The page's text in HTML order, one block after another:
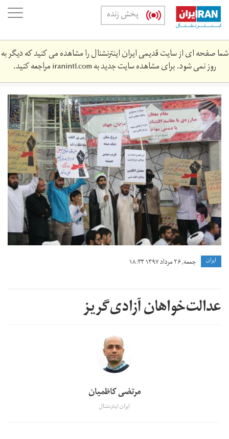
Skip
main
content
پخش زنده
شما صفحه ای از سایت قدیمی ایران اینترنشنال را مشاهده می کنید که دیگر به
روز نمی شود. برای مشاهده سایت جدید بهiranintl.comمراجعه کنید.
ysn_qm_tlbhh_myn.jpg
ايران جمعه, ۲۶ مرداد ۱۳۹۷ ۱۸:۳۳
عدالت‌خواهان آزادی‌گریز
مرتضی کاظمیان
ایران اینترنشنال